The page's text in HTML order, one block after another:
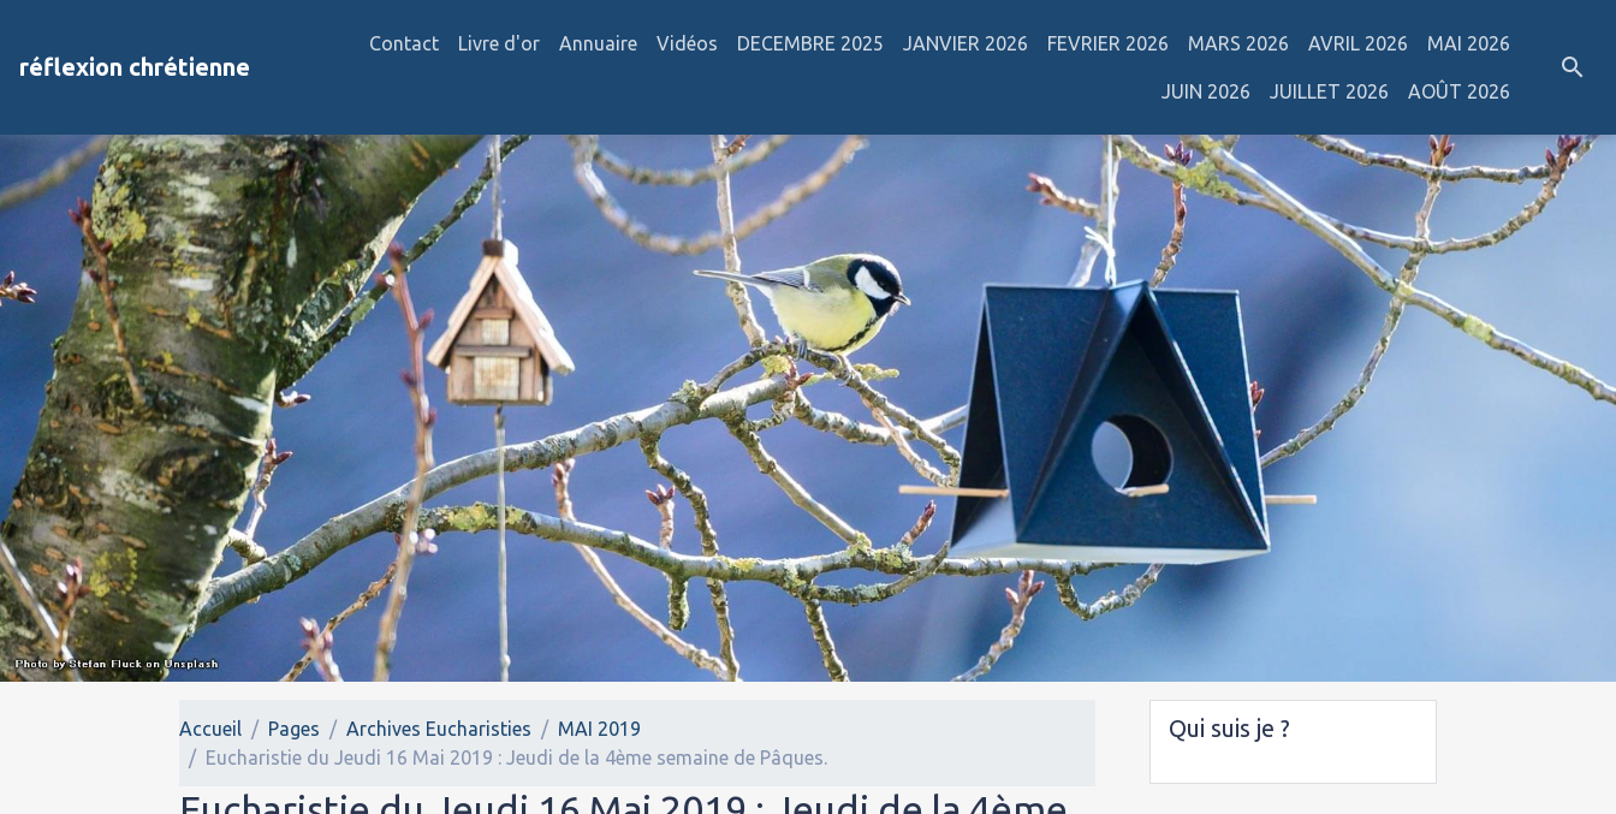
réflexion chrétienne
Contact Livre d'or Annuaire Vidéos DECEMBRE 2025 JANVIER 2026 FEVRIER 2026 MARS 2026 AVRIL 2026 MAI 2026
JUIN 2026 JUILLET 2026 AOÛT 2026
Accueil Pages Archives Eucharisties
MAI 2019
Eucharistie du Jeudi 16 Mai 2019 : Jeudi de la 4ème semaine de Pâques.
Qui suis je ?